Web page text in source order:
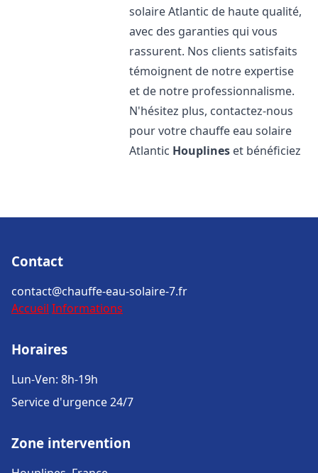
solaire Atlantic de haute qualité,
avec des garanties qui vous
rassurent. Nos clients satisfaits
témoignent de notre expertise
et de notre professionnalisme.
N'hésitez plus, contactez-nous
pour votre chauffe eau solaire
Atlantic Houplines et bénéficiez
Contact
contact@chauffe-eau-solaire-7.fr
Accueil Informations
Horaires
Lun-Ven: 8h-19h
Service d'urgence 24/7
Zone intervention